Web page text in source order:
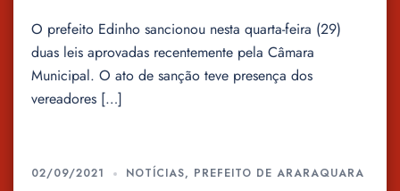
O prefeito Edinho sancionou nesta quarta-feira (29)
duas leis aprovadas recentemente pela Câmara
Municipal. O ato de sanção teve presença dos
vereadores […]
02/09/2021 NOTÍCIAS, PREFEITO DE ARARAQUARA